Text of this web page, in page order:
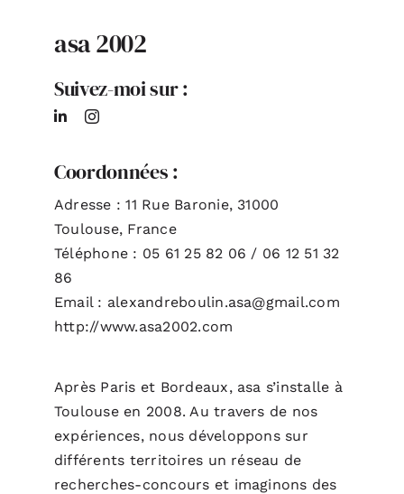
asa 2002
Suivez-moi sur :
Coordonnées :
Adresse : 11 Rue Baronie, 31000
Toulouse, France
Téléphone : 05 61 25 82 06 / 06 12 51 32
86
Email : alexandreboulin.asa@gmail.com
http://www.asa2002.com
Après Paris et Bordeaux, asa s’installe à
Toulouse en 2008. Au travers de nos
expériences, nous développons sur
différents territoires un réseau de
recherches-concours et imaginons des
ACTUALITÉS
CONTACT